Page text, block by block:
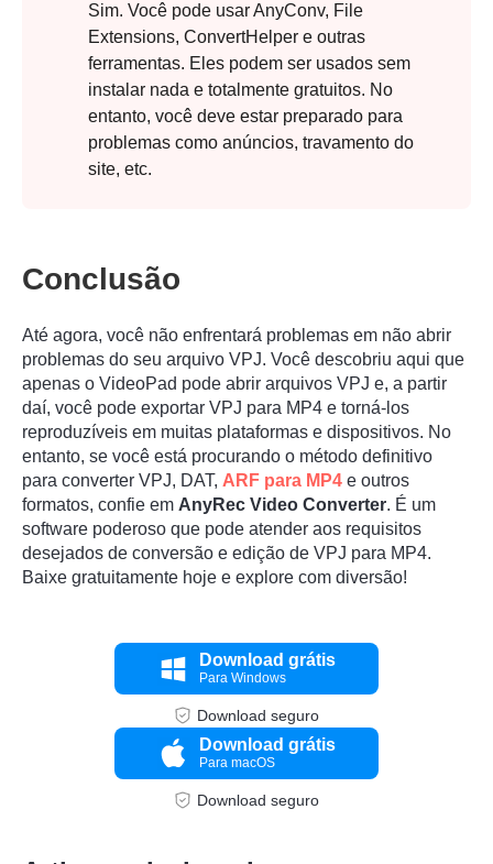
Sim. Você pode usar AnyConv, File
Extensions, ConvertHelper e outras
ferramentas. Eles podem ser usados sem
instalar nada e totalmente gratuitos. No
entanto, você deve estar preparado para
problemas como anúncios, travamento do
site, etc.
Conclusão
Até agora, você não enfrentará problemas em não abrir
problemas do seu arquivo VPJ. Você descobriu aqui que
apenas o VideoPad pode abrir arquivos VPJ e, a partir
daí, você pode exportar VPJ para MP4 e torná-los
reproduzíveis em muitas plataformas e dispositivos. No
entanto, se você está procurando o método definitivo
para converter VPJ, DAT, ARF para MP4 e outros
formatos, confie em AnyRec Video Converter. É um
software poderoso que pode atender aos requisitos
desejados de conversão e edição de VPJ para MP4.
Baixe gratuitamente hoje e explore com diversão!
Download grátis
Para Windows
Download seguro
Download grátis
Para macOS
Download seguro